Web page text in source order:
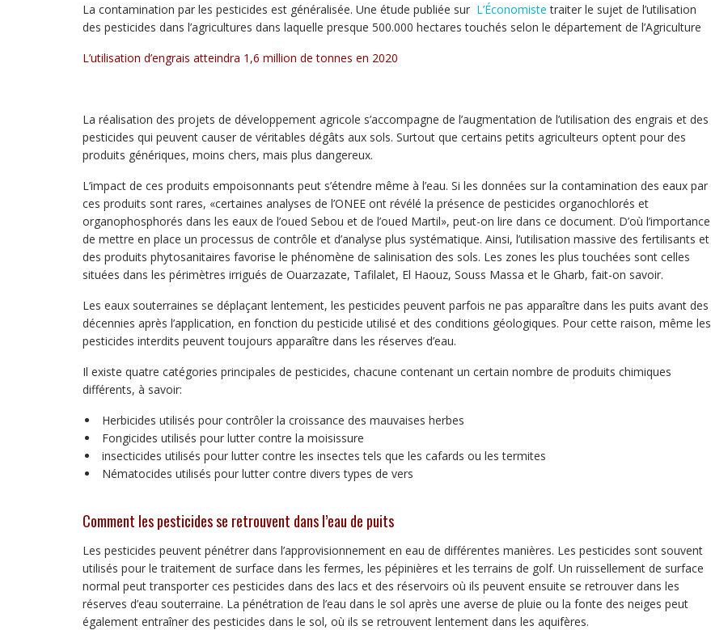
La contamination par les pesticides est généralisée. Une étude publiée sur L’Économiste traiter le sujet de l’utilisation
des pesticides dans l’agricultures dans laquelle presque 500.000 hectares touchés selon le département de l’Agriculture
L’utilisation d’engrais atteindra 1,6 million de tonnes en 2020
La réalisation des projets de développement agricole s’accompagne de l’augmentation de l’utilisation des engrais et des
pesticides qui peuvent causer de véritables dégâts aux sols. Surtout que certains petits agriculteurs optent pour des
produits génériques, moins chers, mais plus dangereux.
L’impact de ces produits empoisonnants peut s’étendre même à l’eau. Si les données sur la contamination des eaux par
ces produits sont rares, «certaines analyses de l’ONEE ont révélé la présence de pesticides organochlorés et
organophosphorés dans les eaux de l’oued Sebou et de l’oued Martil», peut-on lire dans ce document. D’où l’importance
de mettre en place un processus de contrôle et d’analyse plus systématique. Ainsi, l’utilisation massive des fertilisants et
des produits phytosanitaires favorise le phénomène de salinisation des sols. Les zones les plus touchées sont celles
situées dans les périmètres irrigués de Ouarzazate, Tafilalet, El Haouz, Souss Massa et le Gharb, fait-on savoir.
Les eaux souterraines se déplaçant lentement, les pesticides peuvent parfois ne pas apparaître dans les puits avant des
décennies après l’application, en fonction du pesticide utilisé et des conditions géologiques. Pour cette raison, même les
pesticides interdits peuvent toujours apparaître dans les réserves d’eau.
Il existe quatre catégories principales de pesticides, chacune contenant un certain nombre de produits chimiques
différents, à savoir:
Herbicides utilisés pour contrôler la croissance des mauvaises herbes
Fongicides utilisés pour lutter contre la moisissure
insecticides utilisés pour lutter contre les insectes tels que les cafards ou les termites
Nématocides utilisés pour lutter contre divers types de vers
Comment les pesticides se retrouvent dans l’eau de puits
Les pesticides peuvent pénétrer dans l’approvisionnement en eau de différentes manières. Les pesticides sont souvent
utilisés pour le traitement de surface dans les fermes, les pépinières et les terrains de golf. Un ruissellement de surface
normal peut transporter ces pesticides dans des lacs et des réservoirs où ils peuvent ensuite se retrouver dans les
réserves d’eau souterraine. La pénétration de l’eau dans le sol après une averse de pluie ou la fonte des neiges peut
également entraîner des pesticides dans le sol, où ils se retrouvent lentement dans les aquifères.